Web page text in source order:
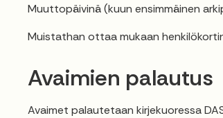
Muuttopäivinä (kuun ensimmäinen
Muistathan ottaa mukaan
Avaimien palautus
Avaimet palautetaan kirjekuoressa